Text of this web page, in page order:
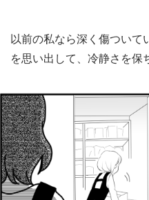
以前の私なら深く傷ついて
を思い出して、冷静さを保